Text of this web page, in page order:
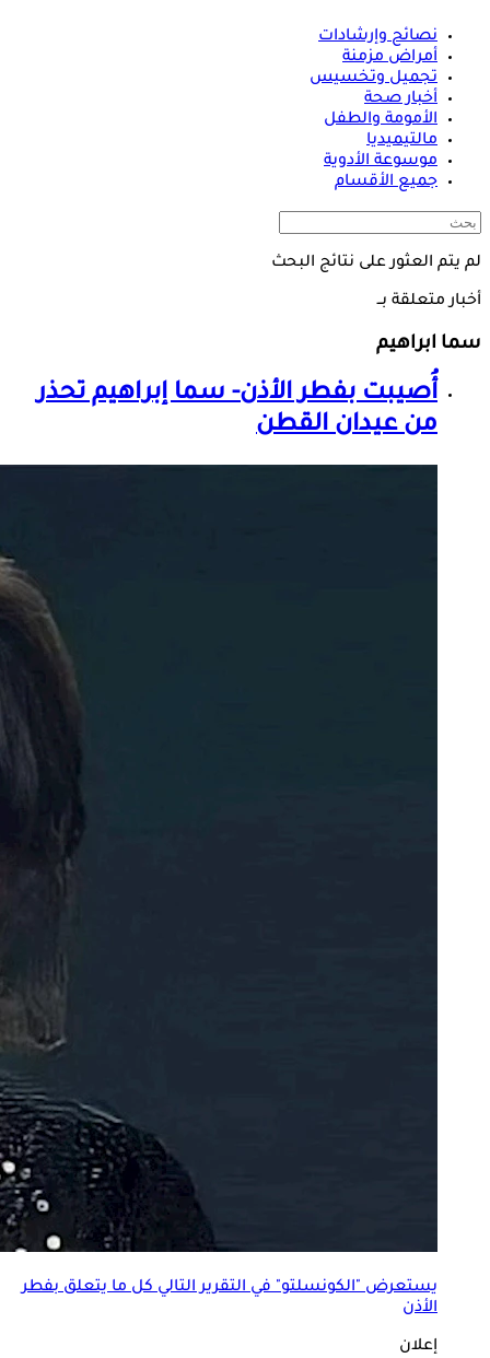
نصائح وإرشادات
أمراض مزمنة
تجميل وتخسيس
أخبار صحة
الأمومة والطفل
مالتيميديا
موسوعة الأدوية
جميع الأقسام
لم يتم العثور على نتائج البحث
أخبار متعلقة بــ
سما ابراهيم
أُصيبت بفطر الأذن- سما إبراهيم تحذر
من عيدان القطن
يستعرض "الكونسلتو" في التقرير التالي كل ما يتعلق بفطر
الأذن
إعلان